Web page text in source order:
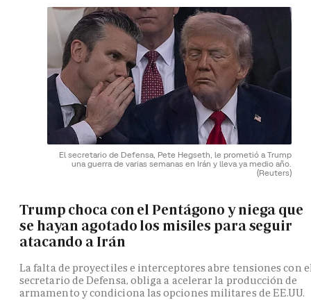
El secretario de Defensa, Pete Hegseth, le prometió a Trump
una guerra de varias semanas en Irán y lleva ya medio año.
(Reuters)
Trump choca con el Pentágono y niega que
se hayan agotado los misiles para seguir
atacando a Irán
La falta de proyectiles e interceptores abre tensiones con
secretario de Defensa, obliga a acelerar la producción de
armamento y condiciona las opciones militares de EE.UU.